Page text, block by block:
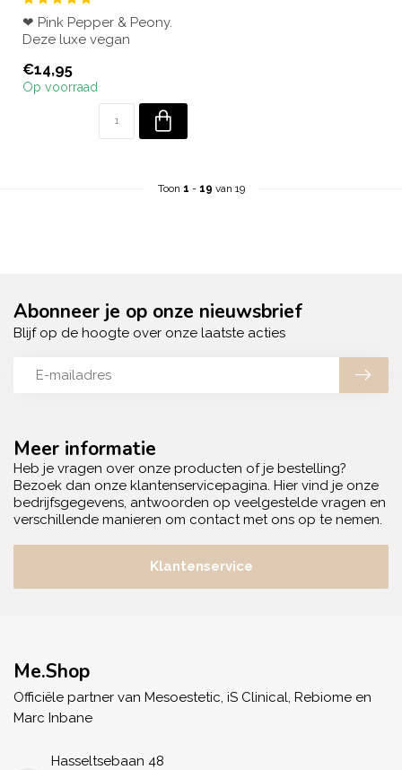
❤ Pink Pepper & Peony.
Deze luxe vegan
voor een ultiem wellne...
€14,95
Op voorraad
Toon 1 - 19 van 19
Meer informatie
Heb je vragen over onze producten of je bestelling?
Bezoek dan onze klantenservicepagina. Hier vind je onze
bedrijfsgegevens, antwoorden op veelgestelde vragen en
verschillende manieren om contact met ons op te nemen.
Klantenservice
Abonneer je op onze nieuwsbrief
Blijf op de hoogte over onze laatste acties
Me.Shop
Officiële partner van Mesoestetic, iS Clinical, Rebiome en
Marc Inbane
Hasseltsebaan 48